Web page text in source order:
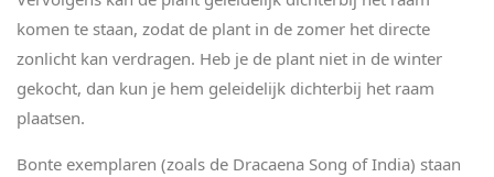
komen te staan, zodat de plant in de zomer het directe
zonlicht kan verdragen. Heb je de plant niet in de winter
gekocht, dan kun je hem geleidelijk dichterbij het raam
plaatsen.
Bonte exemplaren (zoals de Dracaena Song of India) staan